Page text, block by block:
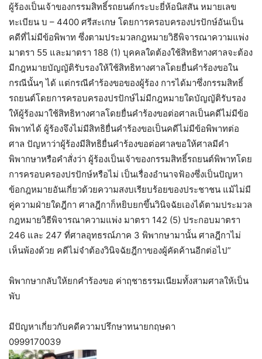
ผู้ร้องเป็นเจ้าของกรรมสิทธิ์รถยนต์กระบะยี่ห้อนิสสัน หมายเลข
ทะเบียน บ – 4400 ศรีสะเกษ โดยการครอบครองปรปักษ์อันเป็น
คดีที่ไม่มีข้อพิพาท ซึ่งตามประมวลกฎหมายวิธีพิจารณาความแพ่ง
มาตรา 55 และมาตรา 188 (1) บุคคลใดต้องใช้สิทธิทางศาลจะต้อง
มีกฎหมายบัญญัติรับรองให้ใช้สิทธิทางศาลโดยยื่นคำร้องขอใน
กรณีนั้นๆ ได้ แต่กรณีคำร้องขอของผู้ร้อง การได้มาซึ่งกรรมสิทธิ์
รถยนต์โดยการครอบครองปรปักษ์ไม่มีกฎหมายใดบัญญัติรับรอง
ให้ผู้ร้องมาใช้สิทธิทางศาลโดยยื่นคำร้องขอต่อศาลเป็นคดีไม่มีข้อ
พิพาทได้ ผู้ร้องจึงไม่มีสิทธิยื่นคำร้องขอเป็นคดีไม่มีข้อพิพาทต่อ
ศาล ปัญหาว่าผู้ร้องมีสิทธิยื่นคำร้องขอต่อศาลขอให้ศาลมีคำ
พิพากษาหรือคำสั่งว่า ผู้ร้องเป็นเจ้าของกรรมสิทธิ์รถยนต์พิพาทโดย
การครอบครองปรปักษ์หรือไม่ เป็นเรื่องอำนาจฟ้องซึ่งเป็นปัญหา
ข้อกฎหมายอันเกี่ยวด้วยความสงบเรียบร้อยของประชาชน แม้ไม่มี
คู่ความฝ่ายใดฎีกา ศาลฎีกาก็หยิบยกขึ้นวินิจฉัยเองได้ตามประมวล
กฎหมายวิธีพิจารณาความแพ่ง มาตรา 142 (5) ประกอบมาตรา
246 และ 247 ที่ศาลอุทธรณ์ภาค 3 พิพากษามานั้น ศาลฎีกาไม่
เห็นพ้องด้วย คดีไม่จำต้องวินิจฉัยฎีกาของผู้คัดค้านอีกต่อไป”
พิพากษากลับให้ยกคำร้องขอ ค่าฤชาธรรมเนียมทั้งสามศาลให้เป็น
พับ
มีปัญหาเกี่ยวกับคดีความปรึกษาทนายกฤษดา
0999170039